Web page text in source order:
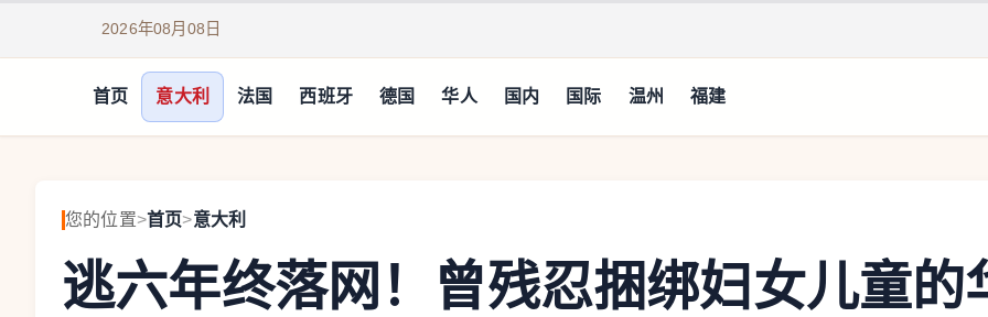
2026年08月08日
首页 意大利 法国 西班牙 德国 华人 国内 国际 温州 福建
您的位置>首页>意大利
逃六年终落网！曾残忍捆绑妇女儿童的